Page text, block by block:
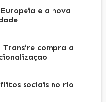
e a nova
Transire compra a
sociais no rio